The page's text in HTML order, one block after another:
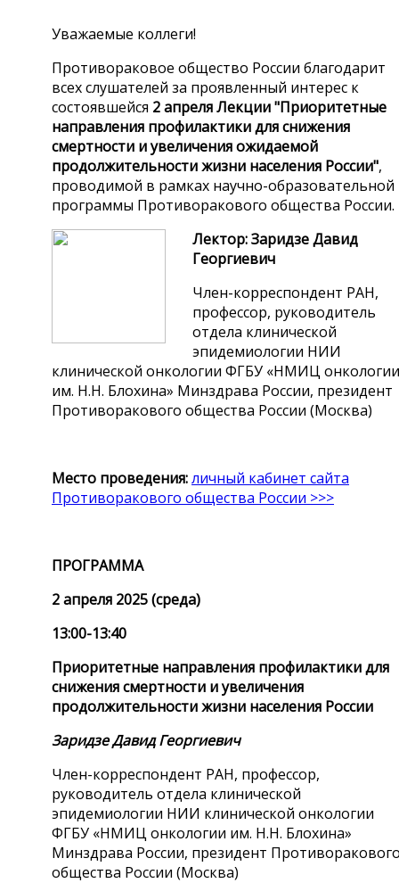
Уважаемые коллеги!
Противораковое общество России благодарит
всех слушателей за проявленный интерес к
состоявшейся 2 апреляЛекции "Приоритетные
направления профилактики для снижения
смертности и увеличения ожидаемой
продолжительности жизни населения России",
проводимой в рамках научно-образовательной
программы Противоракового общества России.
Лектор: Заридзе Давид
Георгиевич
Член-корреспондент РАН,
профессор, руководитель
отдела клинической
эпидемиологии НИИ
клинической онкологии ФГБУ «НМИЦ онкологии
им. Н.Н. Блохина» Минздрава России, президент
Противоракового общества России (Москва)
Место проведения:личный кабинет сайта
Противоракового общества России >>>
ПРОГРАММА
2 апреля 2025 (среда)
13:00-13:40
Приоритетные направления профилактики для
снижения смертности и увеличения
продолжительности жизни населения России
Заридзе Давид Георгиевич
Член-корреспондент РАН, профессор,
руководитель отдела клинической
эпидемиологии НИИ клинической онкологии
ФГБУ «НМИЦ онкологии им. Н.Н. Блохина»
Минздрава России, президент
общества России (Москва)